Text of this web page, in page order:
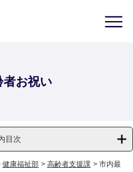
者お祝い
目次
健康福祉部 > 高齢者支援課 > 市内最